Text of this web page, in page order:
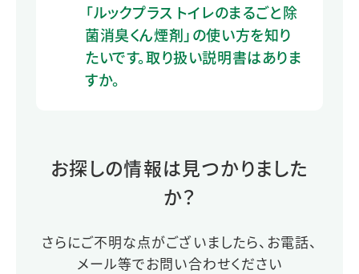
「ルックプラス トイレのまるごと除
菌消臭くん煙剤」の使い方を知り
たいです。取り扱い説明書はありま
すか。
お探しの情報は見つかりました
か？
さらにご不明な点がございましたら、お電話、
メール等でお問い合わせください